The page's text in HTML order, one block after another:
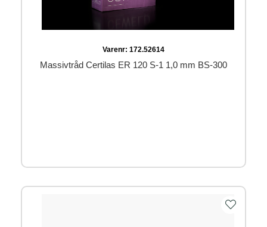
Varenr: 172.52614
Massivtråd Certilas ER 120 S-1 1,0 mm BS-300